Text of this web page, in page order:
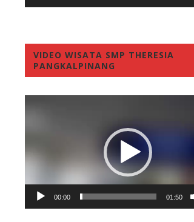
VIDEO WISATA SMP THERESIA
PANGKALPINANG
00:00 01:50